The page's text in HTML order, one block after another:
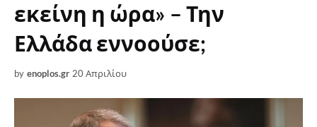
εκείνη η ώρα» – Την
Ελλάδα εννοούσε;
by enoplos.gr 20 Απριλίου